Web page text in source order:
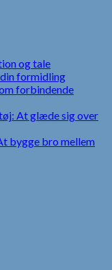
og tale
formidling
forbindende
At glæde sig over
bygge bro mellem